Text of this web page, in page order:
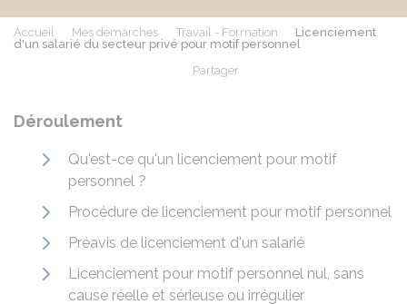
Accueil Mes démarches Travail - Formation
Licenciement
d'un salarié du secteur privé pour motif personnel
Partager
Déroulement
Qu'est-ce qu'un licenciement pour motif
personnel ?
Procédure de licenciement pour motif personnel
Préavis de licenciement d'un salarié
Licenciement pour motif personnel nul, sans
cause réelle et sérieuse ou irrégulier